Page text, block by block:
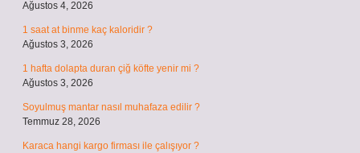
Ağustos 4, 2026
1 saat at binme kaç kaloridir ?
Ağustos 3, 2026
1 hafta dolapta duran çiğ köfte yenir mi ?
Ağustos 3, 2026
Soyulmuş mantar nasıl muhafaza edilir ?
Temmuz 28, 2026
Karaca hangi kargo firması ile çalışıyor ?